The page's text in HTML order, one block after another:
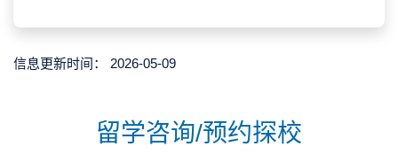
信息更新时间： 2026-05-09
留学咨询/预约探校